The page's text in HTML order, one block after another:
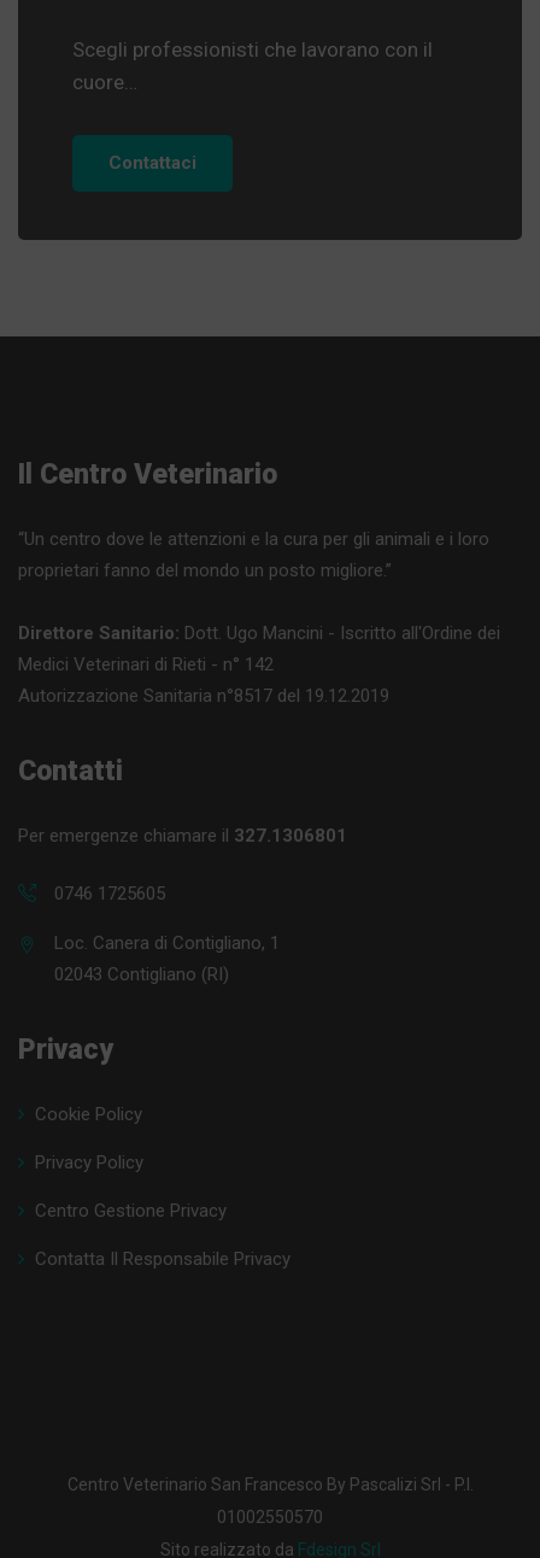
Scegli professionisti che lavorano con il
cuore…
Contattaci
Il Centro Veterinario
“Un centro dove le attenzioni e la cura per gli animali e i loro
proprietari fanno del mondo un posto migliore.”
Direttore Sanitario: Dott. Ugo Mancini - Iscritto all'Ordine dei
Medici Veterinari di Rieti - n° 142
Autorizzazione Sanitaria n°8517 del 19.12.2019
Contatti
Per emergenze chiamare il 327.1306801
0746 1725605
Loc. Canera di Contigliano, 1
02043 Contigliano (RI)
Privacy
Cookie Policy
Privacy Policy
Centro Gestione Privacy
Contatta Il Responsabile Privacy
Centro Veterinario San Francesco By Pascalizi Srl - P.I.
01002550570
Sito realizzato da Fdesign Srl